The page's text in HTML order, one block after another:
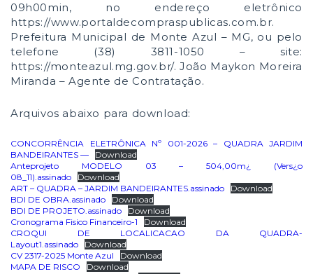
09h00min, no endereço eletrônico
https://www.portaldecompraspublicas.com.br.
Prefeitura Municipal de Monte Azul – MG, ou pelo
telefone (38) 3811-1050 – site:
https://monteazul.mg.gov.br/. João Maykon Moreira
Miranda – Agente de Contratação.
Arquivos abaixo para download:
CONCORRÊNCIA ELETRÔNICA Nº 001-2026 – QUADRA JARDIM
BANDEIRANTES —
Download
Anteprojeto MODELO 03 – 504,00m¿ (Vers¿o
08_11).assinado
Download
ART – QUADRA – JARDIM BANDEIRANTES.assinado
Download
BDI DE OBRA.assinado
Download
BDI DE PROJETO.assinado
Download
Cronograma Fisico Financeiro-1
Download
CROQUI DE LOCALICACAO DA QUADRA-
Layout1.assinado
Download
CV 2317-2025 Monte Azul
Download
MAPA DE RISCO
Download